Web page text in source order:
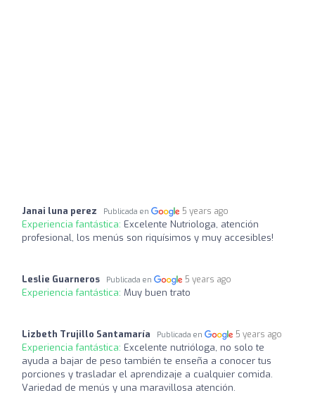
Janai luna perez Publicada en 5 years ago
Experiencia fantástica: Excelente Nutriologa, atención
profesional, los menús son riquísimos y muy accesibles!
Leslie Guarneros Publicada en 5 years ago
Experiencia fantástica: Muy buen trato
Lizbeth Trujillo Santamaría Publicada en 5 years ago
Experiencia fantástica: Excelente nutrióloga, no solo te
ayuda a bajar de peso también te enseña a conocer tus
porciones y trasladar el aprendizaje a cualquier comida.
Variedad de menús y una maravillosa atención.